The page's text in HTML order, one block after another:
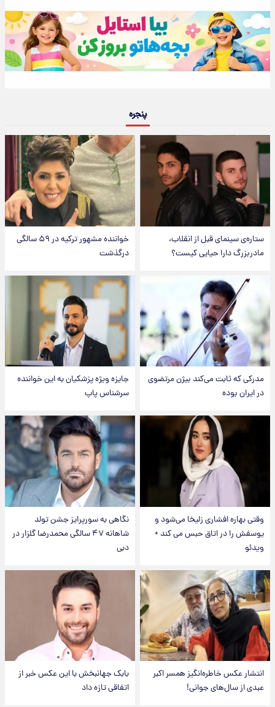
پنجره
ستاره‌ی سینمای قبل از انقلاب،
مادربزرگ دارا حیایی کیست؟
خواننده مشهور ترکیه در ۵۹ سالگی
درگذشت
مدرکی که ثابت می‌کند بیژن مرتضوی
در ایران بوده
جایزه ویژه پزشکیان به این خواننده
سرشناس پاپ
وقتی بهاره افشاری زلیخا می‌شود و
یوسفش را در اتاق حبس می کند +
ویدئو
نگاهی به سورپرایز جشن تولد
شاهانه ۴۷ سالگی محمدرضا گلزار در
دبی
انتشار عکس خاطره‌انگیز همسر اکبر
عبدی از سال‌های جوانی!
بابک جهانبخش با این عکس خبر از
اتفاقی تازه داد